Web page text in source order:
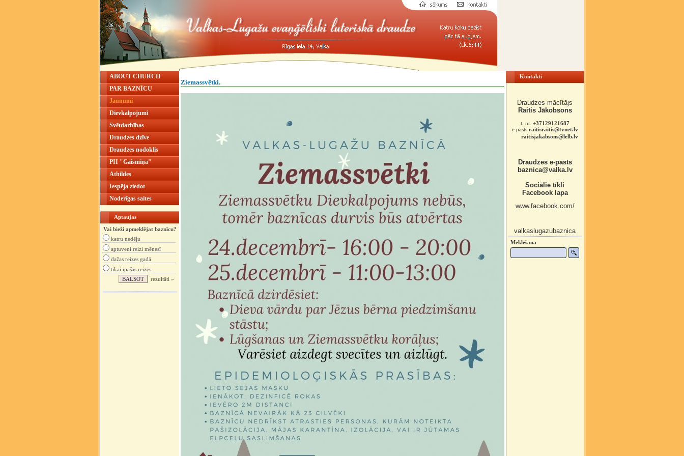
ABOUT CHURCH
PAR BAZNĪCU
Jaunumi
Dievkalpojumi
Svētdarbības
Draudzes dzīve
Draudzes nodoklis
PII "Gaismiņa"
Atbildes
Iespēja ziedot
Noderīgas saites
Aptaujas
Vai bieži apmeklējat baznīcu?
katru nedēļu
aptuveni reizi mēnesī
dažas reizes gadā
tikai īpašās reizēs
rezultāti »
Ziemassvētki.
Kontakti
Draudzes mācītājs
Raitis Jākobsons
t. nr. +37129121687
e pasts raitisraitis@tvnet.lv
raitisjakabsons@lelb.lv
Draudzes e-pasts
baznica@valka.lv
Sociālie tīkli
Facebook lapa
www.facebook.com/
valkaslugazubaznica
Meklēšana